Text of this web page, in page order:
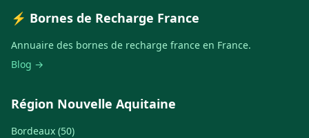
⚡ Bornes de Recharge France
Annuaire des bornes de recharge france en France.
Blog →
Région Nouvelle Aquitaine
Bordeaux (50)